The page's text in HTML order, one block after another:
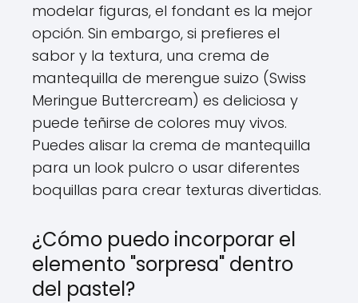
modelar figuras, el fondant es la mejor
opción. Sin embargo, si prefieres el
sabor y la textura, una crema de
mantequilla de merengue suizo (Swiss
Meringue Buttercream) es deliciosa y
puede teñirse de colores muy vivos.
Puedes alisar la crema de mantequilla
para un look pulcro o usar diferentes
boquillas para crear texturas divertidas.
¿Cómo puedo incorporar el
elemento "sorpresa" dentro
del pastel?